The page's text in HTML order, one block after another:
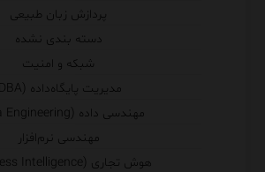
پردازش زبان طبیعی
دسته بندی نشده
شبکه و امنیت
مدیریت پایگاه‌داده (DBA)
مهندسی داده (Data Engineering)
مهندسی نرم‌افزار
هوش تجاری (Business Intelligence)